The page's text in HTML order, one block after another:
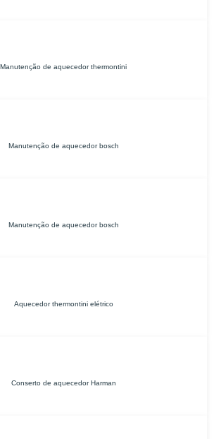
Manutenção de aquecedor thermontini
Manutenção de aquecedor bosch
Manutenção de aquecedor bosch
Aquecedor thermontini elétrico
Conserto de aquecedor Harman